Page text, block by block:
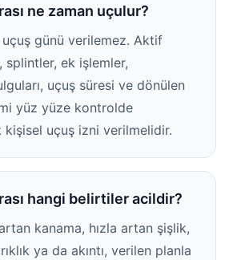
ne zaman uçulur?
günü verilemez. Aktif
splintler, ek işlemler,
uçuş süresi ve dönülen
yüz yüze kontrolde
uçuş izni verilmelidir.
hangi belirtiler acildir?
kanama, hızla artan şişlik,
ya da akıntı, verilen planla